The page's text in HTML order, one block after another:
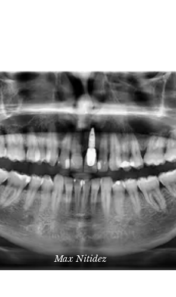
Max Nitidez